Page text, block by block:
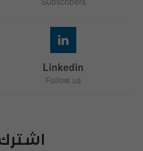
Linkedin
Follow us
اشترك